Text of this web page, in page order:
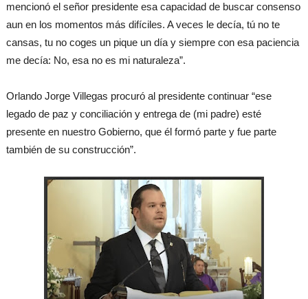
mencionó el señor presidente esa capacidad de buscar consenso
aun en los momentos más difíciles. A veces le decía, tú no te
cansas, tu no coges un pique un día y siempre con esa paciencia
me decía: No, esa no es mi naturaleza”.
Orlando Jorge Villegas procuró al presidente continuar “ese
legado de paz y conciliación y entrega de (mi padre) esté
presente en nuestro Gobierno, que él formó parte y fue parte
también de su construcción”.